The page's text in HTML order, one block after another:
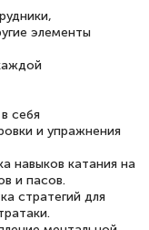
элементы
себя
и упражнения
навыков катания на
и пасов.
стратегий для